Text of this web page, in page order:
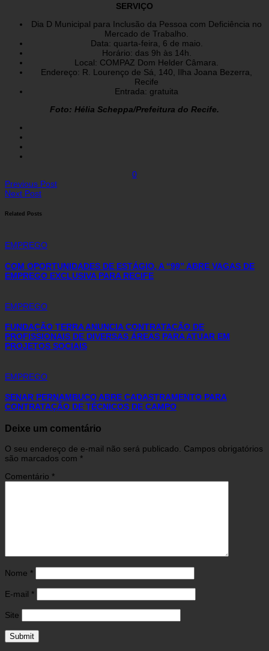
SERVIÇO
Dia D Municipal para Inclusão da Pessoa com Deficiência no
Mercado de Trabalho.
Data: quarta-feira, 6 de maio.
Horário: das 9h às 14h.
Local: COMPAZ Dom Helder Câmara.
Endereço: R. Lourenço de Sá, 140, Ilha Joana Bezerra,
Recife
Entrada: gratuita
Foto: Hélia Scheppa/Prefeitura do Recife.
0
Previous Post
Next Post
Related Posts
EMPREGO
COM OPORTUNIDADES DE ESTÁGIO, A “99” ABRE VAGAS DE
EMPREGO EXCLUSIVA PARA RECIFE
EMPREGO
FUNDAÇÃO TERRA ANUNCIA CONTRATAÇÃO DE
PROFISSIONAIS DE DIVERSAS ÁREAS PARA ATUAR EM
PROJETOS SOCIAIS
EMPREGO
SENAR PERNAMBUCO ABRE CADASTRAMENTO PARA
CONTRATAÇÃO DE TÉCNICOS DE CAMPO
Deixe um comentário
O seu endereço de e-mail não será publicado. Campos obrigatórios
são marcados com *
Comentário *
Nome *
E-mail *
Site